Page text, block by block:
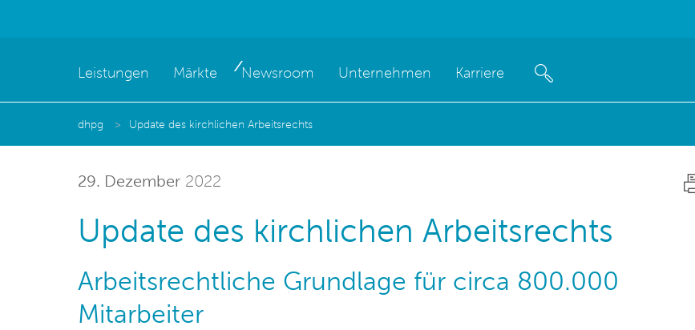
Leistungen Märkte Newsroom Unternehmen Karriere
dhpg Update des kirchlichen Arbeitsrechts
29. Dezember 2022
Update des kirchlichen Arbeitsrechts
Arbeitsrechtliche Grundlage für circa 800.000
Mitarbeiter